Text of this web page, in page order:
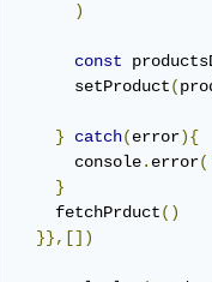
)
const
      setProduct
(
} catch(error){
      console
. error(
}
    fetchPrduct
()
}},[])